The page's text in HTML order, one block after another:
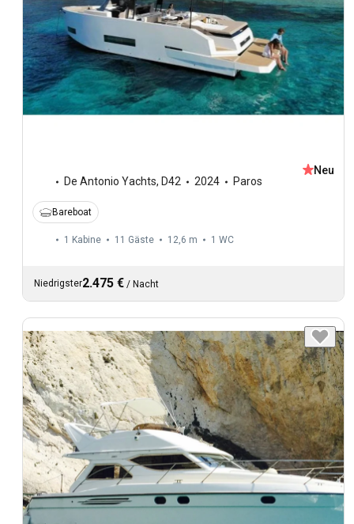
De Antonio Yachts, D42 2024 Paros
Neu
Bareboat
1 Kabine 11 Gäste 12,6 m 1 WC
Niedrigster2.475 € / Nacht